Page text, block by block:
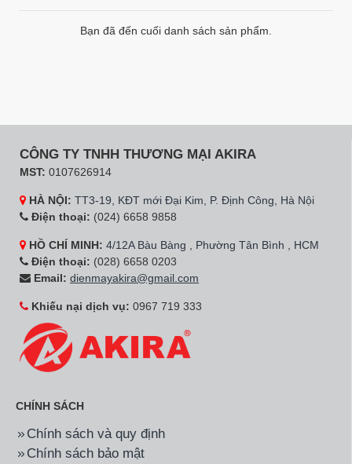
Bạn đã đến cuối danh sách sản phẩm.
CÔNG TY TNHH THƯƠNG MẠI AKIRA
MST: 0107626914
HÀ NỘI: TT3-19, KĐT mới Đại Kim, P. Định Công, Hà Nội
Điện thoại: (024) 6658 9858
HỒ CHÍ MINH: 4/12A Bàu Bàng , Phường Tân Bình , HCM
Điện thoại: (028) 6658 0203
Email: dienmayakira@gmail.com
Khiếu nại dịch vụ: 0967 719 333
CHÍNH SÁCH
Chính sách và quy định
Chính sách bảo mật